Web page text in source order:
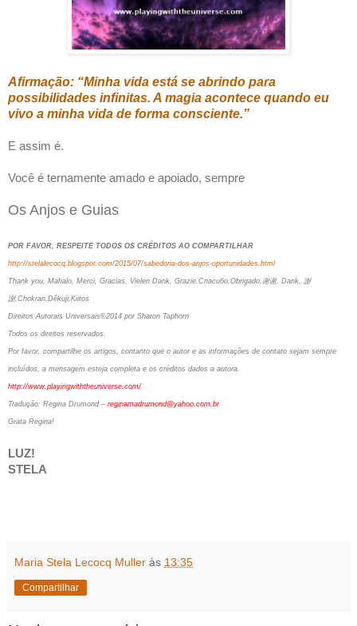
Afirmação: “Minha vida está se abrindo para
possibilidades infinitas. A magia acontece quando eu
vivo a minha vida de forma consciente.”
E assim é.
Você é ternamente amado e apoiado, sempre
Os Anjos e Guias
POR FAVOR, RESPEITE TODOS OS CRÉDITOS AO COMPARTILHAR
http://stelalecocq.blogspot.com/2015/07/sabedoria-dos-anjos-oportunidades.html
Thank you, Mahalo, Merci, Gracias, Vielen Dank, Grazie,Спасибо,Obrigado,谢谢, Dank, 謝
謝,Chokran,Děkuji,Kiitos
Direitos Autorais Universais©2014 por Sharon Taphorn
Todos os direitos reservados.
Por favor, compartilhe os artigos, contanto que o autor e as informações de contato sejam sempre
incluídos, a mensagem esteja completa e os créditos dados a autora.
http://www.playingwiththeuniverse.com/
Tradução: Regina Drumond – reginamadrumond@yahoo.com.br
Grata Regina!
LUZ!
STELA
Maria Stela Lecocq Muller às 13:35
Compartilhar